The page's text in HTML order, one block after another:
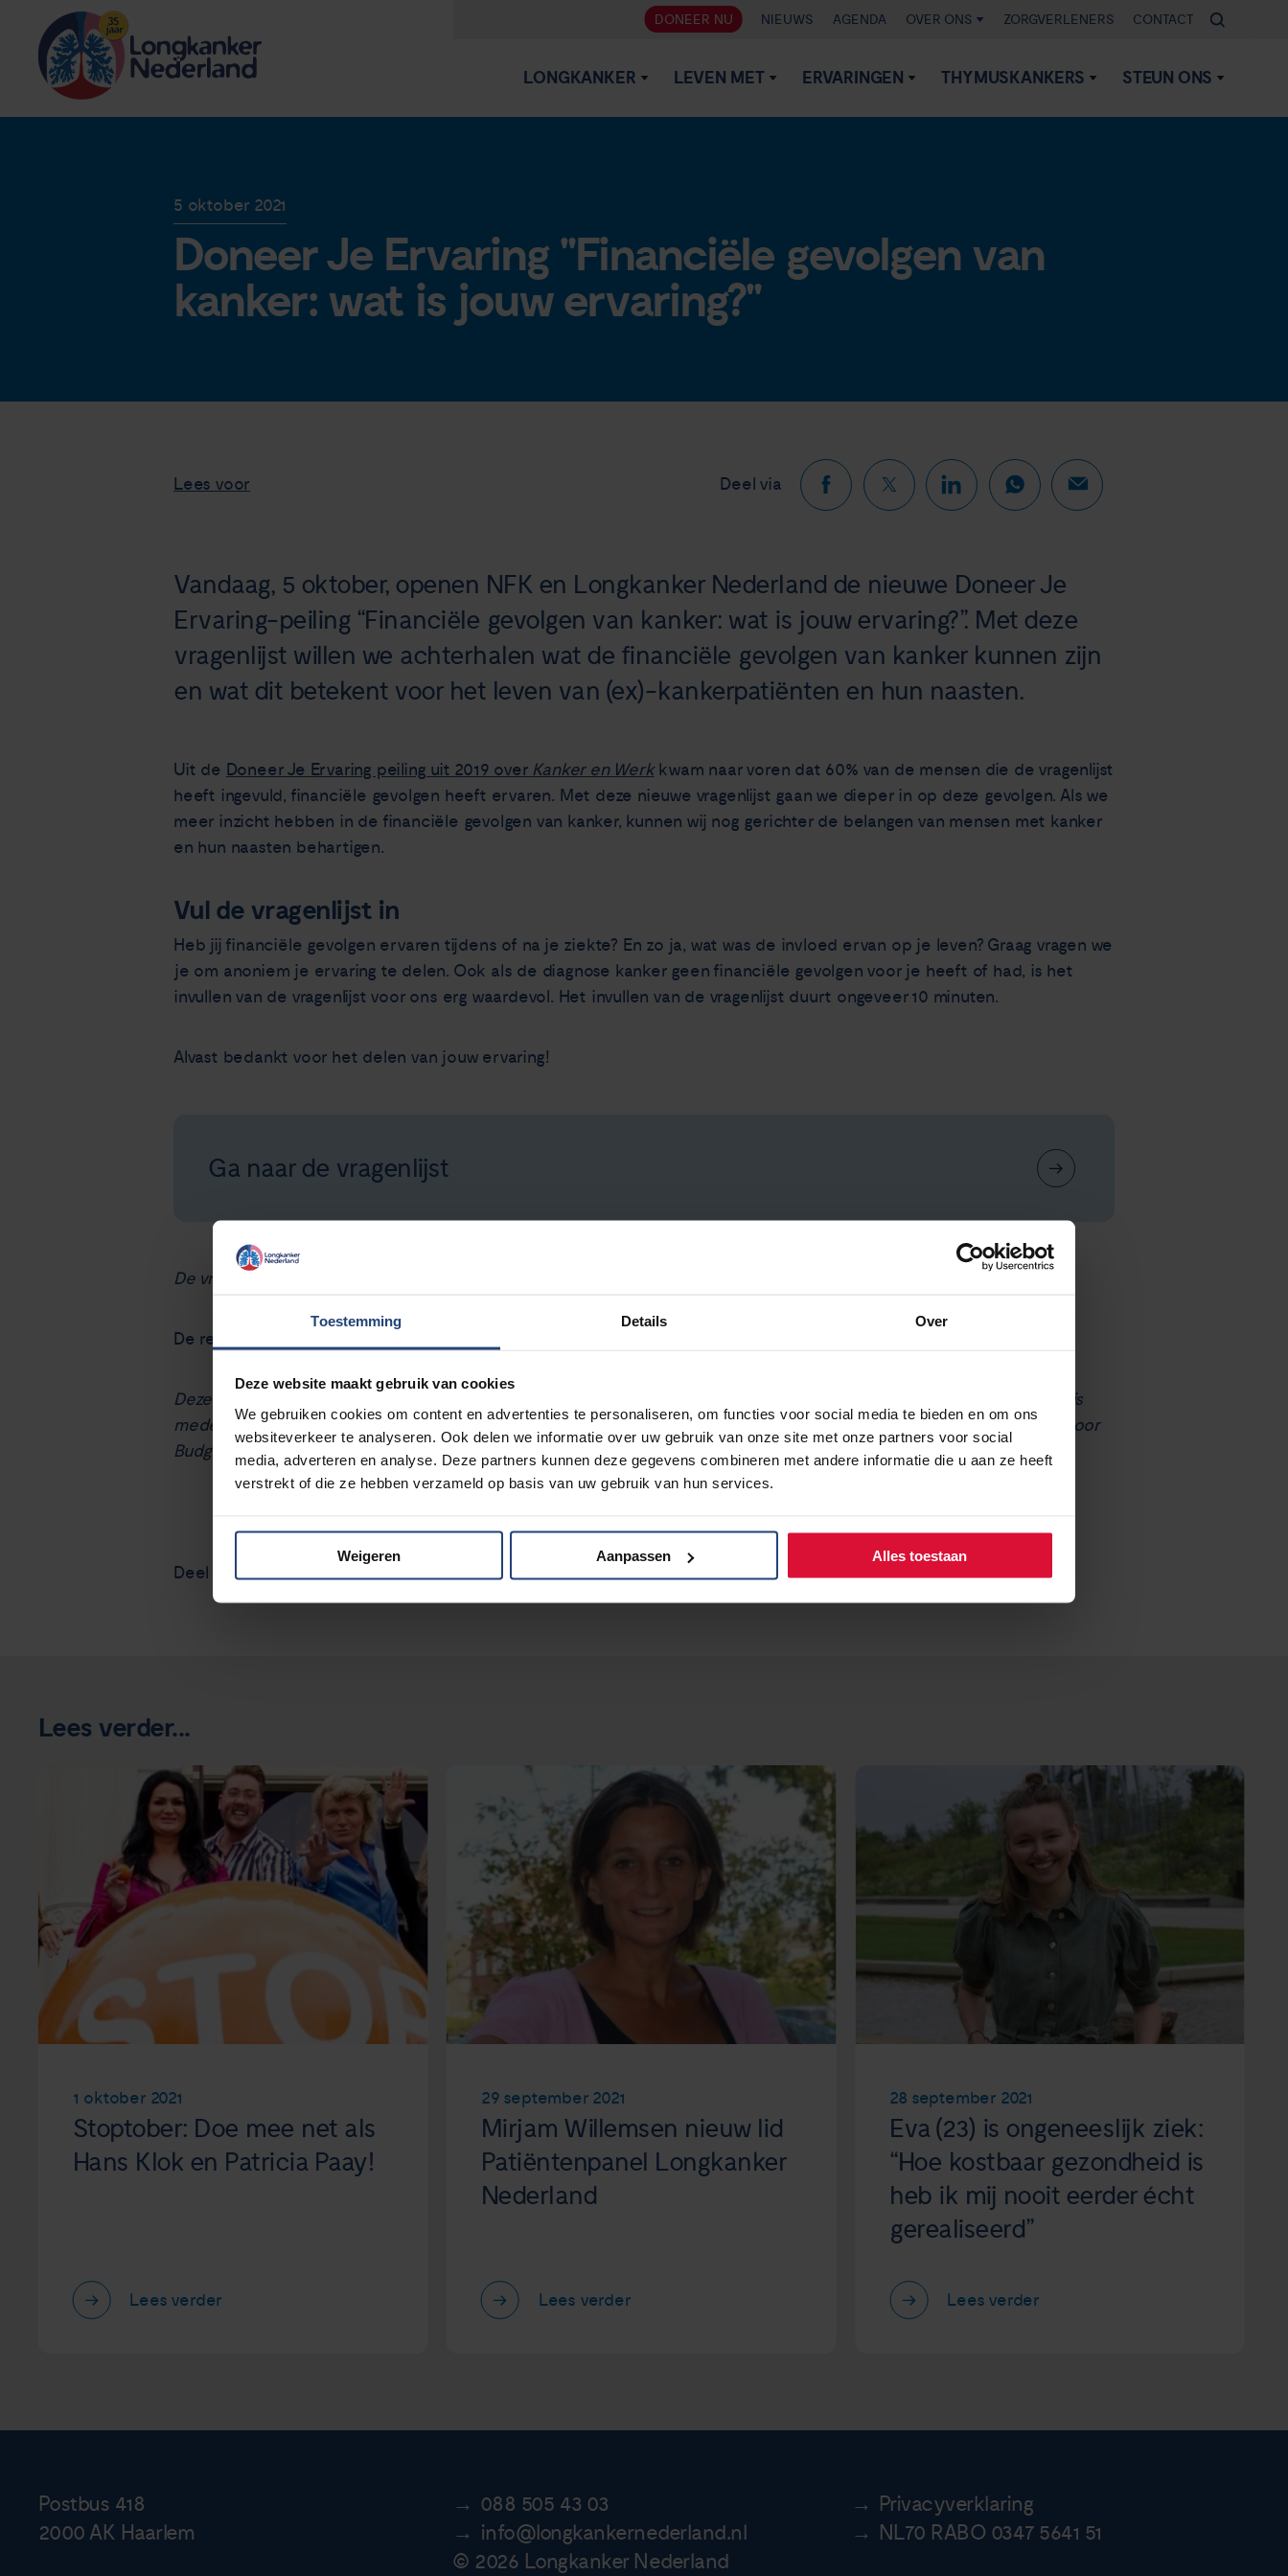
Toestemming Details Over
Deze website maakt gebruik van cookies
We gebruiken cookies om content en advertenties te personaliseren, om functies voor social media te bieden en om ons
websiteverkeer te analyseren. Ook delen we informatie over uw gebruik van onze site met onze partners voor social
media, adverteren en analyse. Deze partners kunnen deze gegevens combineren met andere informatie die u aan ze heeft
verstrekt of die ze hebben verzameld op basis van uw gebruik van hun services.
Weigeren Aanpassen Alles toestaan
DONEER NU NIEUWS AGENDA OVER ONS ZORGVERLENERS CONTACT
LONGKANKER LEVEN MET ERVARINGEN THYMUSKANKERS STEUN ONS
5 oktober 2021
Doneer Je Ervaring "Financiële gevolgen van
kanker: wat is jouw ervaring?"
Lees voor Deel via
Vandaag, 5 oktober, openen NFK en Longkanker Nederland de nieuwe Doneer Je
Ervaring-peiling “Financiële gevolgen van kanker: wat is jouw ervaring?”. Met deze
vragenlijst willen we achterhalen wat de financiële gevolgen van kanker kunnen zijn
en wat dit betekent voor het leven van (ex)-kankerpatiënten en hun naasten.
Uit de Doneer Je Ervaring peiling uit 2019 over Kanker en Werkkwam naar voren dat 60% van de mensen die de vragenlijst
heeft ingevuld, financiële gevolgen heeft ervaren. Met deze nieuwe vragenlijst gaan we dieper in op deze gevolgen. Als we
meer inzicht hebben in de financiële gevolgen van kanker, kunnen wij nog gerichter de belangen van mensen met kanker
en hun naasten behartigen.
Vul de vragenlijst in
Heb jij financiële gevolgen ervaren tijdens of na je ziekte? En zo ja, wat was de invloed ervan op je leven? Graag vragen we
je om anoniem je ervaring te delen. Ook als de diagnose kanker geen financiële gevolgen voor je heeft of had, is het
invullen van de vragenlijst voor ons erg waardevol. Het invullen van de vragenlijst duurt ongeveer 10 minuten.
Alvast bedankt voor het delen van jouw ervaring!
Ga naar de vragenlijst
De vragenlijst staat open tot 19 oktober 2021.
De resultaten worden op 14 december gedeeld op
Deze peiling is een initiatief van en ontwikkeld door de kankerpatiëntenorganisaties verenigd binnen
. De peiling is
mede tot stand gekomen met betrokkenheid van de Federatie Financieel Planners (FFP ) en het Nationaal Instituut voor
Budgetvoorlichting (
).
Deel via
Lees verder...
1 oktober 2021
Stoptober: Doe mee net als
Hans Klok en Patricia Paay!
Lees verder
29 september 2021
Mirjam Willemsen nieuw lid
Patiëntenpanel Longkanker
Nederland
Lees verder
28 september 2021
Eva (23) is ongeneeslijk ziek:
“Hoe kostbaar gezondheid is
heb ik mij nooit eerder écht
gerealiseerd”
Lees verder
Postbus 418
2000 AK Haarlem
088 505 43 03
Privacyverklaring
info@longkankernederland.nl
NL70 RABO 0347 5641 51
© 2026 Longkanker Nederland